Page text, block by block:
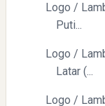
Menyongsong
Optimisme dan
Logo /
Puti...
Logo /
Latar (...
Logo /